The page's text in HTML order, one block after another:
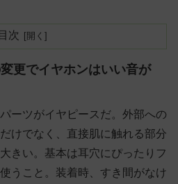
目次
更でイヤホンはいい音が
ーツがイヤピースだ。外部への
けでなく、直接肌に触れる部分
きい。基本は耳穴にぴったりフ
うこと。装着時、すき間がなけ